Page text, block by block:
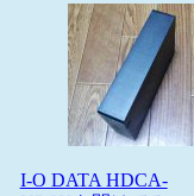
I-O DATA HDCA-